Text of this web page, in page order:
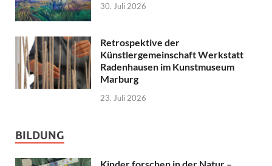
30. Juli 2026
Retrospektive der
Künstlergemeinschaft Werkstatt
Radenhausen im Kunstmuseum
Marburg
23. Juli 2026
BILDUNG